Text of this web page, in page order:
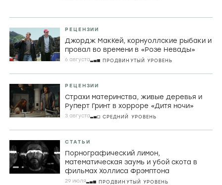
РЕЦЕНЗИИ
Джордж МакКей, корнуоллские рыбаки и
провал во времени в «Розе Невады»
6 августа ПРОДВИНУТЫЙ УРОВЕНЬ
РЕЦЕНЗИИ
Страхи материнства, живые деревья и
Руперт Гринт в хорроре «Дитя ночи»
3 августа СРЕДНИЙ УРОВЕНЬ
СТАТЬИ
Порнографический лимон,
математическая заумь и убой скота в
фильмах Холлиса Фрэмптона
29 июля ПРОДВИНУТЫЙ УРОВЕНЬ